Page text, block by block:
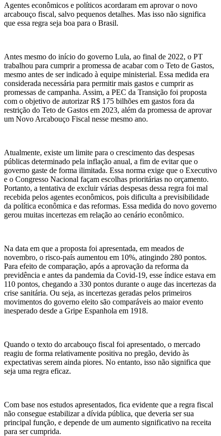
Agentes econômicos e políticos acordaram em aprovar o novo
arcabouço fiscal, salvo pequenos detalhes. Mas isso não significa
que essa regra seja boa para o Brasil.
Antes mesmo do início do governo Lula, ao final de 2022, o PT
trabalhou para cumprir a promessa de acabar com o Teto de Gastos,
mesmo antes de ser indicado à equipe ministerial. Essa medida era
considerada necessária para permitir mais gastos e cumprir as
promessas de campanha. Assim, a PEC da Transição foi proposta
com o objetivo de autorizar R$ 175 bilhões em gastos fora da
restrição do Teto de Gastos em 2023, além da promessa de aprovar
um Novo Arcabouço Fiscal nesse mesmo ano.
Atualmente, existe um limite para o crescimento das despesas
públicas determinado pela inflação anual, a fim de evitar que o
governo gaste de forma ilimitada. Essa norma exige que o Executivo
e o Congresso Nacional façam escolhas prioritárias no orçamento.
Portanto, a tentativa de excluir várias despesas dessa regra foi mal
recebida pelos agentes econômicos, pois dificulta a previsibilidade
da política econômica e das reformas. Essa medida do novo governo
gerou muitas incertezas em relação ao cenário econômico.
Na data em que a proposta foi apresentada, em meados de
novembro, o risco-país aumentou em 10%, atingindo 280 pontos.
Para efeito de comparação, após a aprovação da reforma da
previdência e antes da pandemia da Covid-19, esse índice estava em
110 pontos, chegando a 330 pontos durante o auge das incertezas da
crise sanitária. Ou seja, as incertezas geradas pelos primeiros
movimentos do governo eleito são comparáveis ao maior evento
inesperado desde a Gripe Espanhola em 1918.
Quando o texto do arcabouço fiscal foi apresentado, o mercado
reagiu de forma relativamente positiva no pregão, devido às
expectativas serem ainda piores. No entanto, isso não significa que
seja uma regra eficaz.
Com base nos estudos apresentados, fica evidente que a regra fiscal
não consegue estabilizar a dívida pública, que deveria ser sua
principal função, e depende de um aumento significativo na receita
para ser cumprida.